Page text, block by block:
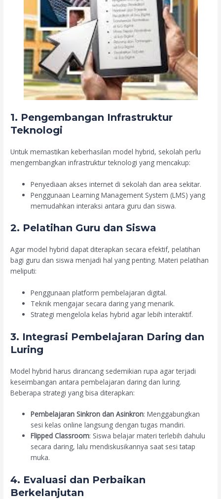
1. Pengembangan Infrastruktur
Teknologi
Untuk memastikan keberhasilan model hybrid, sekolah perlu
mengembangkan infrastruktur teknologi yang mencakup:
Penyediaan akses internet di sekolah dan area sekitar.
Penggunaan Learning Management System (LMS) yang
memudahkan interaksi antara guru dan siswa.
2. Pelatihan Guru dan Siswa
Agar model hybrid dapat diterapkan secara efektif, pelatihan
bagi guru dan siswa menjadi hal yang penting. Materi pelatihan
meliputi:
Penggunaan platform pembelajaran digital.
Teknik mengajar secara daring yang menarik.
Strategi mengelola kelas hybrid agar lebih interaktif.
3. Integrasi Pembelajaran Daring dan
Luring
Model hybrid harus dirancang sedemikian rupa agar terjadi
keseimbangan antara pembelajaran daring dan luring.
Beberapa strategi yang bisa diterapkan:
Pembelajaran Sinkron dan Asinkron: Menggabungkan
sesi kelas online langsung dengan tugas mandiri.
Flipped Classroom: Siswa belajar materi terlebih dahulu
secara daring, lalu mendiskusikannya saat sesi tatap
muka.
4. Evaluasi dan Perbaikan
Berkelanjutan